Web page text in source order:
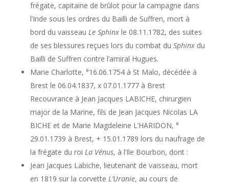
frégate, capitaine de brûlot pour la campagne dans
l’Inde sous les ordres du Bailli de Suffren, mort à
bord du vaisseau Le Sphinxle 08.11.1782, des suites
de ses blessures reçues lors du combat du Sphinxdu
Bailli de Suffren contre l’amiral Hugues.
Marie Charlotte, °16.06.1754 à St Malo, décédée à
Brest le 06.04.1837, x 07.01.1777 à Brest
Recouvrance à Jean Jacques LABICHE, chirurgien
major de la Marine, fils de Jean Jacques Nicolas LA
BICHE et de Marie Magdeleine L’HARIDON, °
29.01.1739 à Brest, + 15.01.1789 lors du naufrage de
la frégate du roi La Vénus, à l’Ile Bourbon, dont :
Jean Jacques Labiche, lieutenant de vaisseau, mort
en 1819 sur la corvette L’Uranie, au cours de